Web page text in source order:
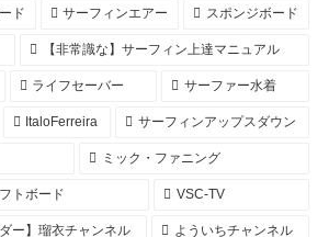
ド サーフィンエアー スポンジボード
【非常識な】サーフィン上達マニュアル
ライフセーバー サーファー水着
ItaloFerreira サーフィンアップスダウン
ミック・ファニング
トボード VSC-TV
ー】瑠衣チャンネル よういちチャンネル